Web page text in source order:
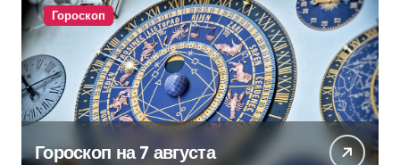
Гороскоп
Гороскоп на 7 августа